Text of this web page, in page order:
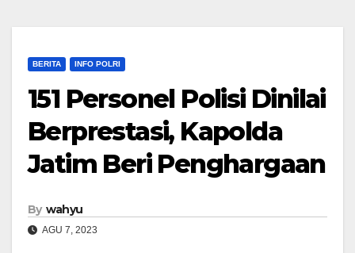
BERITA INFO POLRI
151 Personel Polisi Dinilai
Berprestasi, Kapolda
Jatim Beri Penghargaan
By wahyu
AGU 7, 2023